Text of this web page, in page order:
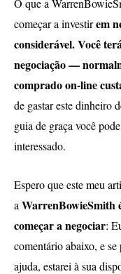
começar a investirem
considerável. Você
negociação —
comprado on-line
de gastar este dinheiro
guia de graça você
interessado.
Espero que este meu
a WarrenBowieSmith
começar a negociar:
comentário abaixo, e
ajuda, estarei à sua